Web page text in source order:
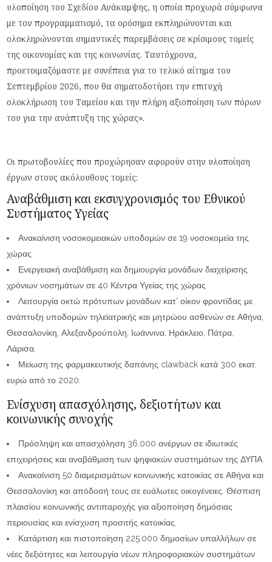
υλοποίηση του Σχεδίου Ανάκαμψης, η οποία προχωρά σύμφωνα
με τον προγραμματισμό, τα ορόσημα εκπληρώνονται και
ολοκληρώνονται σημαντικές παρεμβάσεις σε κρίσιμους τομείς
της οικονομίας και της κοινωνίας. Ταυτόχρονα,
προετοιμαζόμαστε με συνέπεια για το τελικό αίτημα του
Σεπτεμβρίου 2026, που θα σηματοδοτήσει την επιτυχή
ολοκλήρωση του Ταμείου και την πλήρη αξιοποίηση των πόρων
του για την ανάπτυξη της χώρας».
Οι πρωτοβουλίες που προχώρησαν αφορούν στην υλοποίηση
έργων στους ακόλουθους τομείς:
Αναβάθμιση και εκσυγχρονισμός του Εθνικού
Συστήματος Υγείας
Ανακαίνιση νοσοκομειακών υποδομών σε 19 νοσοκομεία της
χώρας
Ενεργειακή αναβάθμιση και δημιουργία μονάδων διαχείρισης
χρόνιων νοσημάτων σε 40 Κέντρα Υγείας της χώρας
Λειτουργία οκτώ πρότυπων μονάδων κατ’ οίκον φροντίδας με
ανάπτυξη υποδομών τηλεϊατρικής και μητρώου ασθενών σε Αθήνα,
Θεσσαλονίκη, Αλεξανδρούπολη, Ιωάννινα, Ηράκλειο, Πάτρα,
Λάρισα.
Μείωση της φαρμακευτικής δαπάνης clawback κατά 300 εκατ.
ευρώ από το 2020.
Ενίσχυση απασχόλησης, δεξιοτήτων και
κοινωνικής συνοχής
Πρόσληψη και απασχόληση 36.000 ανέργων σε ιδιωτικές
επιχειρήσεις και αναβάθμιση των ψηφιακών συστημάτων της ΔΥΠΑ.
Ανακαίνιση 50 διαμερισμάτων κοινωνικής κατοικίας σε Αθήνα και
Θεσσαλονίκη και απόδοσή τους σε ευάλωτες οικογένειες. Θέσπιση
πλαισίου κοινωνικής αντιπαροχής για αξιοποίηση δημόσιας
περιουσίας και ενίσχυση προσιτής κατοικίας.
Κατάρτιση και πιστοποίηση 225.000 δημοσίων υπαλλήλων σε
νέες δεξιότητες και λειτουργία νέων πληροφοριακών συστημάτων